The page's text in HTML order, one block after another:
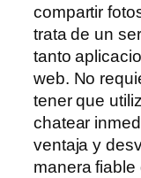
compartir
trata de un
tanto
web. No
tener que
chatear
ventaja y
manera